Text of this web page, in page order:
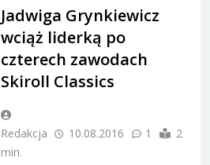
Jadwiga Grynkiewicz
wciąż liderką po
czterech zawodach
Skiroll Classics
Redakcja 10.08.2016 1
2
min.